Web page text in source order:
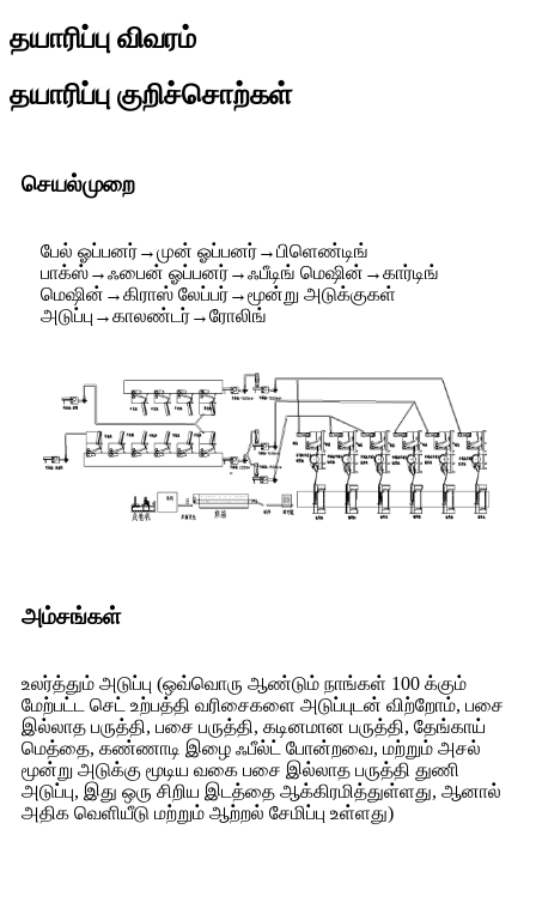
தயாரிப்பு விவரம்
தயாரிப்பு குறிச்சொற்கள்
செயல்முறை
பேல் ஓப்பனர்→முன் ஓப்பனர்→பிளெண்டிங்
பாக்ஸ்→ஃபைன் ஓப்பனர்→ஃபீடிங் மெஷின்→கார்டிங்
மெஷின்→கிராஸ் லேப்பர்→மூன்று அடுக்குகள்
அடுப்பு→காலண்டர்→ரோலிங்
அம்சங்கள்
உலர்த்தும் அடுப்பு (ஒவ்வொரு ஆண்டும் நாங்கள் 100 க்கும்
மேற்பட்ட செட் உற்பத்தி வரிசைகளை அடுப்புடன் விற்றோம், பசை
இல்லாத பருத்தி, பசை பருத்தி, கடினமான பருத்தி, தேங்காய்
மெத்தை, கண்ணாடி இழை ஃபீல்ட் போன்றவை, மற்றும் அசல்
மூன்று அடுக்கு மூடிய வகை பசை இல்லாத பருத்தி துணி
அடுப்பு, இது ஒரு சிறிய இடத்தை ஆக்கிரமித்துள்ளது, ஆனால்
அதிக வெளியீடு மற்றும் ஆற்றல் சேமிப்பு உள்ளது)